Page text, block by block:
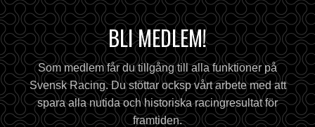
BLI MEDLEM!
Som medlem får du tillgång till alla funktioner på
Svensk Racing. Du stöttar ocksp vårt arbete med att
spara alla nutida och historiska racingresultat för
framtiden.